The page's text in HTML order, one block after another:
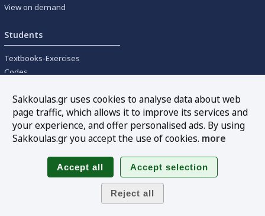
View on demand
Students
Textbooks-Exercises
Codes
Tools
Online interest calculation
Follow us
Sakkoulas.gr uses cookies to analyse data about web
page traffic, which allows it to improve its services and
your experience, and offer personalised ads. By using
Sakkoulas.gr you accept the use of cookies. more